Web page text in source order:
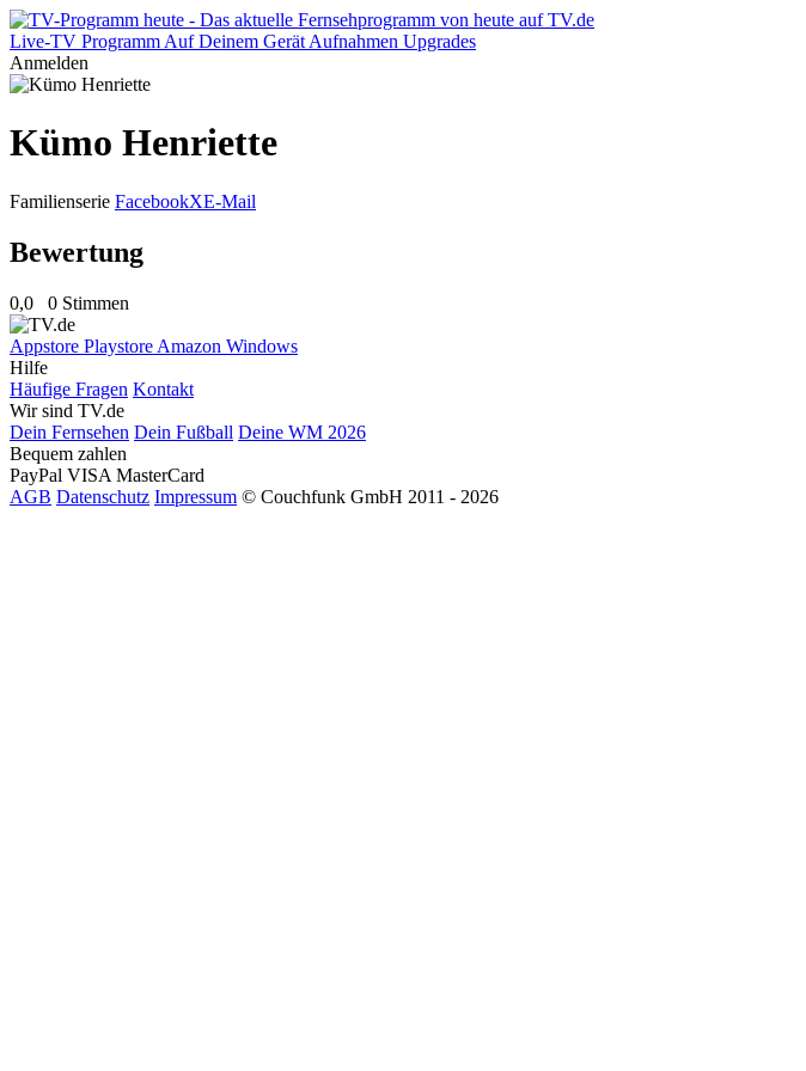
Live-TV Programm Auf Deinem Gerät Aufnahmen Upgrades
Anmelden
Kümo Henriette
Familienserie FacebookXE-Mail
Bewertung
0,0 0 Stimmen
Appstore Playstore Amazon Windows
Hilfe
Häufige Fragen Kontakt
Wir sind TV.de
Dein Fernsehen Dein Fußball Deine WM 2026
Bequem zahlen
PayPal VISA MasterCard
AGB Datenschutz Impressum © Couchfunk GmbH 2011 - 2026